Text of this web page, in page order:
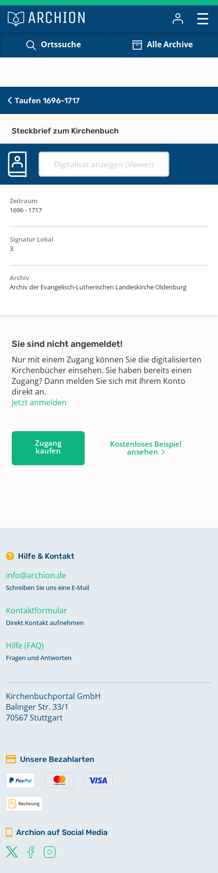
Ortssuche Alle Archive
Taufen 1696-1717
Steckbrief zum Kirchenbuch
Digitalisat anzeigen (Viewer)
Zeitraum
1696 - 1717
Signatur Lokal
3
Archiv
Archiv der Evangelisch-Lutherischen Landeskirche Oldenburg
Sie sind nicht angemeldet!
Nur mit einem Zugang können Sie die digitalisierten
Kirchenbücher einsehen. Sie haben bereits einen
Zugang? Dann melden Sie sich mit Ihrem Konto
direkt an.
Jetzt anmelden
Zugang
kaufen
Kostenloses Beispiel
ansehen
Hilfe & Kontakt
info@archion.de
Schreiben Sie uns eine E-Mail
Kontaktformular
Direkt Kontakt aufnehmen
Hilfe (FAQ)
Fragen und Antworten
Kirchenbuchportal GmbH
Balinger Str. 33/1
70567 Stuttgart
Unsere Bezahlarten
Archion auf Social Media